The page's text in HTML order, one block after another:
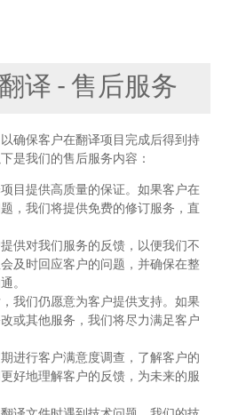
译 - 售后服务
确保客户在翻译项目完成后得到持
是我们的售后服务内容：
项目提供高质量的保证。如果客户在
，我们将提供免费的修订服务，直
提供对我们服务的反馈，以便我们不
及时回应客户的问题，并确保在整
。
我们仍愿意为客户提供支持。如果
或其他服务，我们将尽力满足客户
期进行客户满意度调查，了解客户的
好地理解客户的反馈，为未来的服